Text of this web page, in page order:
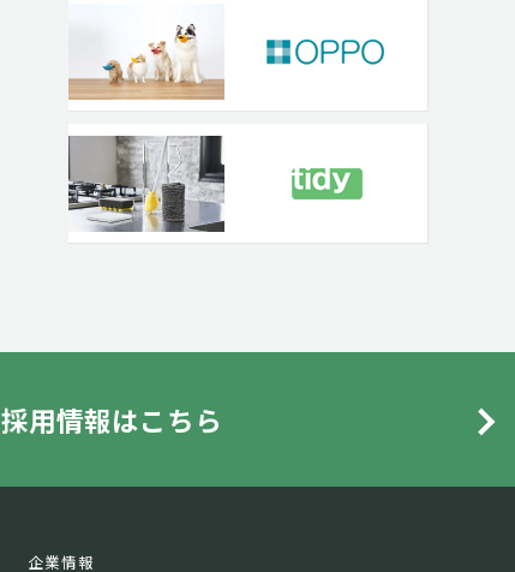
採用情報はこちら
企業情報